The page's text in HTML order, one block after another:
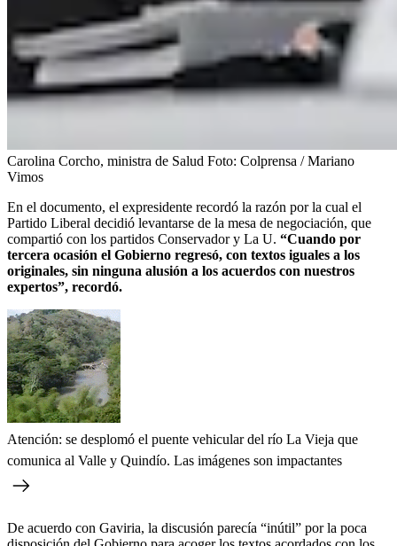
Carolina Corcho, ministra de Salud Foto: Colprensa / Mariano
Vimos
En el documento, el expresidente recordó la razón por la cual el
Partido Liberal decidió levantarse de la mesa de negociación, que
compartió con los partidos Conservador y La U. “Cuando por
tercera ocasión el Gobierno regresó, con textos iguales a los
originales, sin ninguna alusión a los acuerdos con nuestros
expertos”, recordó.
Atención: se desplomó el puente vehicular del río La Vieja que
comunica al Valle y Quindío. Las imágenes son impactantes
De acuerdo con Gaviria, la discusión parecía “inútil” por la poca